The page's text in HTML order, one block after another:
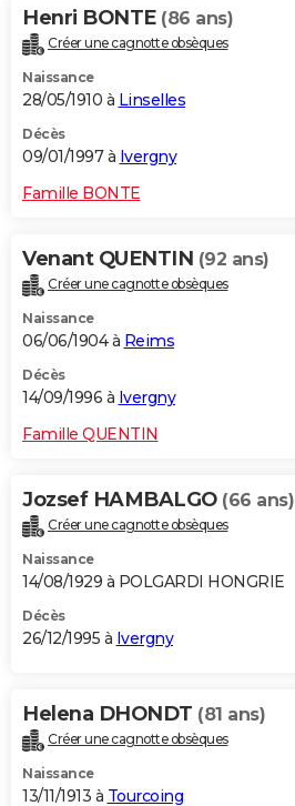
Henri BONTE (86 ans)
Créer une cagnotte obsèques
Naissance
28/05/1910 à Linselles
Décès
09/01/1997 à Ivergny
Famille BONTE
Venant QUENTIN (92 ans)
Créer une cagnotte obsèques
Naissance
06/06/1904 à Reims
Décès
14/09/1996 à Ivergny
Famille QUENTIN
Jozsef HAMBALGO (66 ans)
Créer une cagnotte obsèques
Naissance
14/08/1929 à POLGARDI HONGRIE
Décès
26/12/1995 à Ivergny
Helena DHONDT (81 ans)
Créer une cagnotte obsèques
Naissance
13/11/1913 à Tourcoing